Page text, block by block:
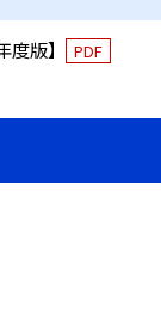
版】 PDF